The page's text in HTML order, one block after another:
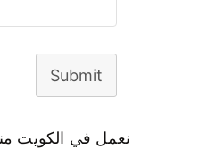
Submit
نعمل في الكويت منذ 30 عام على تصليح الغسالات والثلاجات والنشافات والبرادات والتكييف بارخص الاسعار